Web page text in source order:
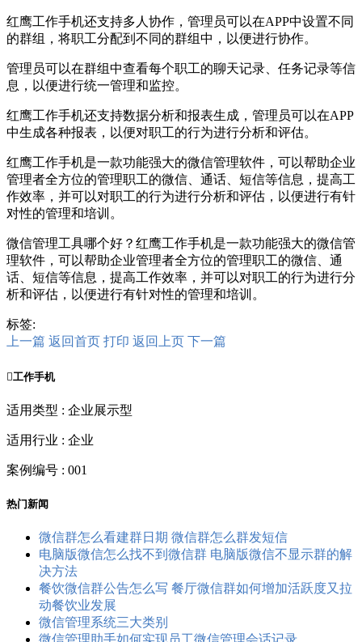
红鹰工作手机还支持多人协作，管理员可以在APP中设置不同
的群组，将职工分配到不同的群组中，以便进行协作。
管理员可以在群组中查看每个职工的聊天记录、任务记录等信
息，以便进行统一管理和监控。
红鹰工作手机还支持数据分析和报表生成，管理员可以在APP
中生成各种报表，以便对职工的行为进行分析和评估。
红鹰工作手机是一款功能强大的微信管理软件，可以帮助企业
管理者全方位的管理职工的微信、通话、短信等信息，提高工
作效率，并可以对职工的行为进行分析和评估，以便进行有针
对性的管理和培训。
微信管理工具哪个好？红鹰工作手机是一款功能强大的微信管
理软件，可以帮助企业管理者全方位的管理职工的微信、通
话、短信等信息，提高工作效率，并可以对职工的行为进行分
析和评估，以便进行有针对性的管理和培训。
标签:
上一篇 返回首页 打印 返回上页 下一篇
工作手机
适用类型 : 企业展示型
适用行业 : 企业
案例编号 : 001
热门新闻
微信群怎么看建群日期 微信群怎么群发短信
电脑版微信怎么找不到微信群 电脑版微信不显示群的解
决方法
餐饮微信群公告怎么写 餐厅微信群如何增加活跃度又拉
动餐饮业发展
微信管理系统三大类别